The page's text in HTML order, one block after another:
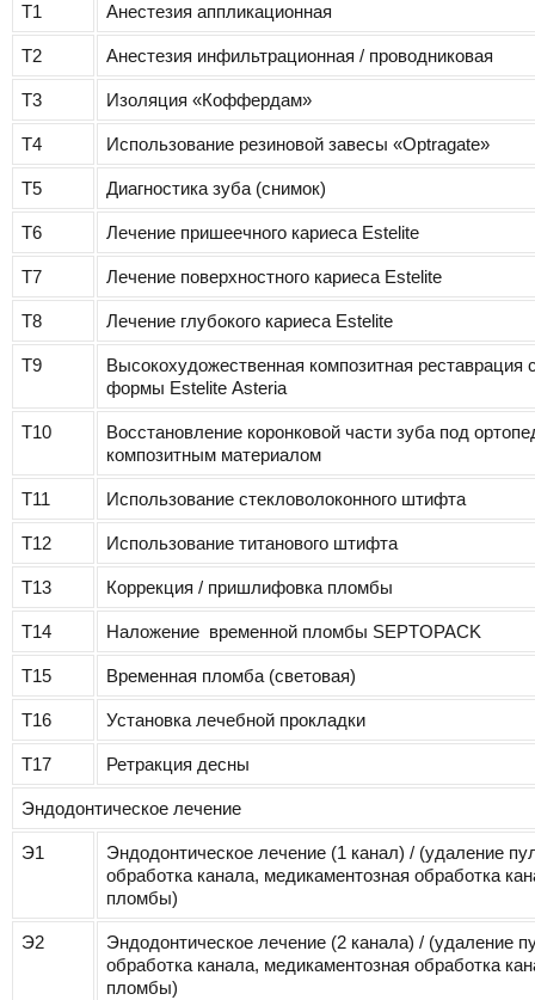
Т1 Анестезия аппликационная
Т2 Анестезия инфильтрационная / проводниковая
Т3 Изоляция «Коффердам»
Т4 Использование резиновой завесы «Optragate»
Т5 Диагностика зуба (снимок)
Т6 Лечение пришеечного кариеса Estelite
Т7 Лечение поверхностного кариеса Estelite
Т8 Лечение глубокого кариеса Estelite
Т9
Высокохудожественная композитная реставрация
формы Estelite Asteria
Т10
Восстановление коронковой части зуба под
композитным материалом
Т11 Использование стекловолоконного штифта
Т12 Использование титанового штифта
Т13 Коррекция / пришлифовка пломбы
Т14 Наложение временной пломбы SEPTOPACK
Т15 Временная пломба (световая)
Т16 Установка лечебной прокладки
Т17 Ретракция десны
Эндодонтическое лечение
Э1
Эндодонтическое лечение (1 канал) / (удаление
обработка канала, медикаментозная обработка
пломбы)
Э2
Эндодонтическое лечение (2 канала) / (удаление
обработка канала, медикаментозная обработка
пломбы)